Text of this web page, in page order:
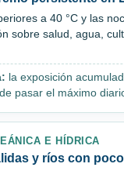
a 40 °C y las
sobre salud, agua,
la exposición
pasar el máximo
E HÍDRICA
y ríos con poco